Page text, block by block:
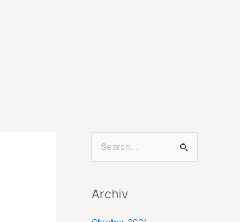
h
Archiv